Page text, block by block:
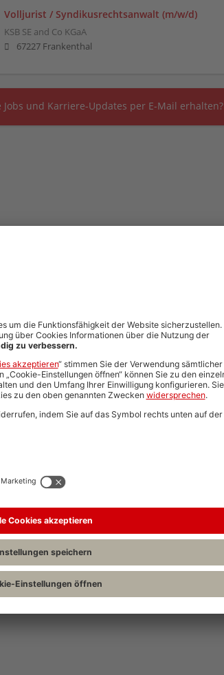
Volljurist / Syndikusrechtsanwalt (m/w/d)
KSB SE and Co KGaA
67227 Frankenthal
und Karriere-Updates per E-Mail erhalten?